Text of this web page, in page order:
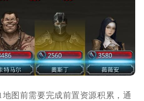
地图前需要完成前置资源积累，通